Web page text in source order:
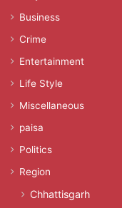
Business
Crime
Entertainment
Life Style
Miscellaneous
paisa
Politics
Region
Chhattisgarh